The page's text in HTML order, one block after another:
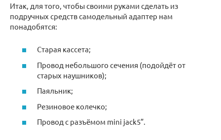
Итак, для того, чтобы своими руками сделать из
подручных средств самодельный адаптер нам
понадобятся:
Старая кассета;
Провод небольшого сечения (подойдёт от
старых наушников);
Паяльник;
Резиновое колечко;
Провод с разъёмом mini jack5”.